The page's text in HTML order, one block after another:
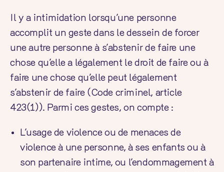
Il y a intimidation lorsqu’une personne
accomplit un geste dans le dessein de forcer
une autre personne à s’abstenir de faire une
chose qu’elle a légalement le droit de faire ou à
faire une chose qu’elle peut légalement
s’abstenir de faire (Code criminel, article
423(1)). Parmi ces gestes, on compte :
L’usage de violence ou de menaces de
violence à une personne, à ses enfants ou à
son partenaire intime, ou l’endommagement à